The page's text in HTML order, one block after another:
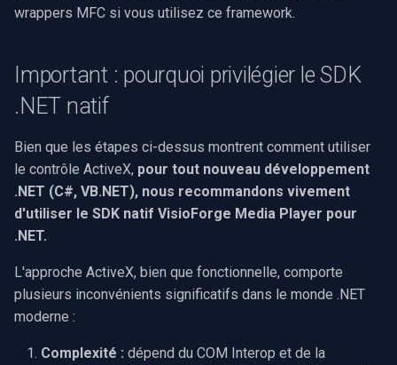
wrappers MFC si vous utilisez ce framework.
Important : pourquoi privilégier le SDK
.NET natif
Bien que les étapes ci-dessus montrent comment utiliser
le contrôle ActiveX, pour tout nouveau développement
.NET (C#, VB.NET), nous recommandons vivement
d'utiliser le SDK natif VisioForge Media Player pour
.NET.
L'approche ActiveX, bien que fonctionnelle, comporte
plusieurs inconvénients significatifs dans le monde .NET
moderne :
Complexité : dépend du COM Interop et de la